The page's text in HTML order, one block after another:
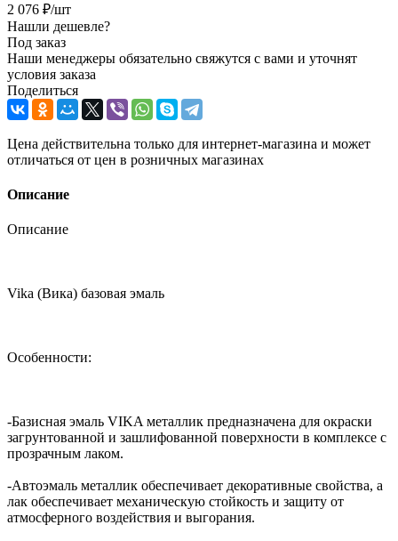
2 076 ₽/шт
Нашли дешевле?
Под заказ
Наши менеджеры обязательно свяжутся с вами и уточнят
условия заказа
Поделиться
Цена действительна только для интернет-магазина и может
отличаться от цен в розничных магазинах
Описание
Описание
Vika (Вика) базовая эмаль
Особенности:
-Базисная эмаль VIKA металлик предназначена для окраски
загрунтованной и зашлифованной поверхности в комплексе с
прозрачным лаком.
-Автоэмаль металлик обеспечивает декоративные свойства, а
лак обеспечивает механическую стойкость и защиту от
атмосферного воздействия и выгорания.